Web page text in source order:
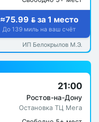
≈75.99  за 1 место
До 139 миль на ваш счёт
ИП Белокрылов М.Э.
21:00
Ростов-на-Дону
Остановка ТЦ Мега